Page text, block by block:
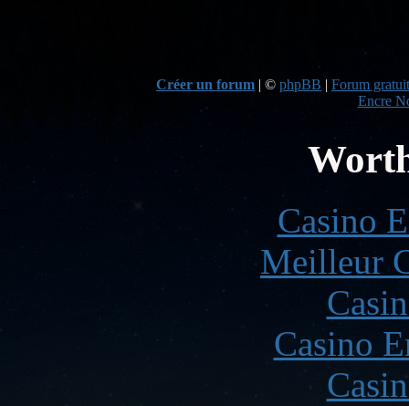
Créer un forum | © phpBB | Forum
Encre
Casino
Meilleur
Casino